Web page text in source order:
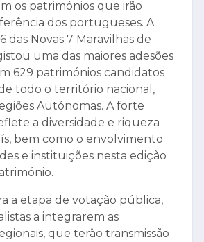
os patrimónios que irão
dos portugueses. A
das Novas 7 Maravilhas de
uma das maiores adesões
629 patrimónios candidatos
todo o território nacional,
Autónomas. A forte
a diversidade e riqueza
bem como o envolvimento
e instituições nesta edição
a etapa de votação pública,
a integrarem as
que terão transmissão